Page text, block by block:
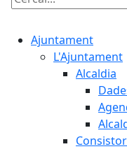
Cercar:
Ajuntament
L'Ajuntament
Alcaldia